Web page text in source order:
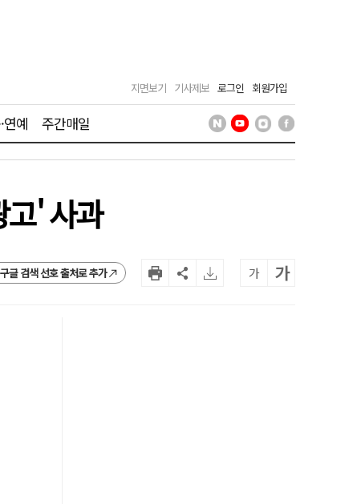
지면보기 기사제보 로그인 회원가입
연예 주간매일
' 사과
구글 검색 선호 출처로 추가 가 가